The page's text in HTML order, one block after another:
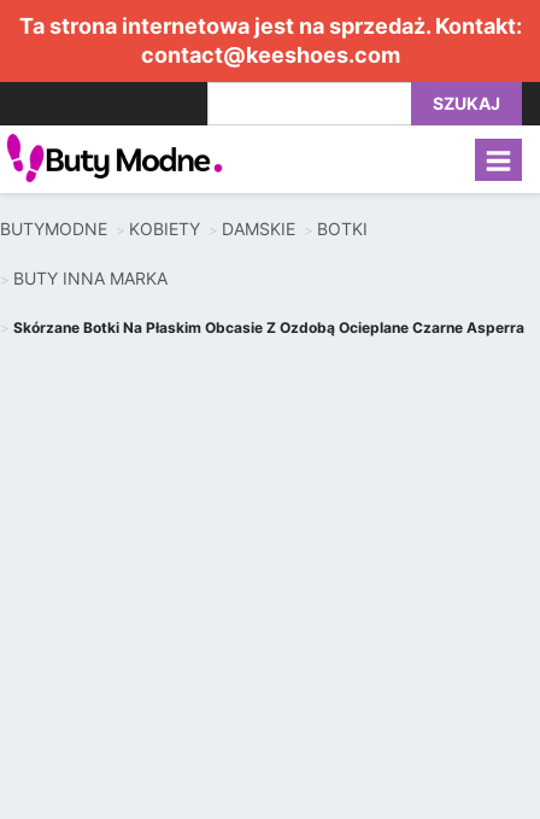
Ta strona internetowa jest na sprzedaż. Kontakt:
contact@keeshoes.com
SZUKAJ
BUTYMODNE KOBIETY DAMSKIE BOTKI
BUTY INNA MARKA
Skórzane Botki Na Płaskim Obcasie Z Ozdobą Ocieplane Czarne Asperra